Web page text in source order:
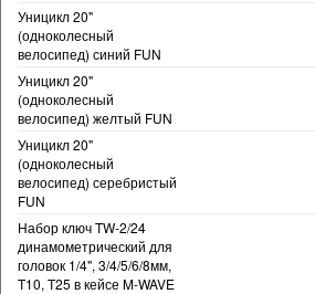
Уницикл 20"
(одноколесный
велосипед) синий FUN
Уницикл 20"
(одноколесный
велосипед) желтый FUN
Уницикл 20"
(одноколесный
велосипед) серебристый
FUN
Набор ключ TW-2/24
динамометрический для
головок 1/4", 3/4/5/6/8мм,
T10, T25 в кейсе M-WAVE